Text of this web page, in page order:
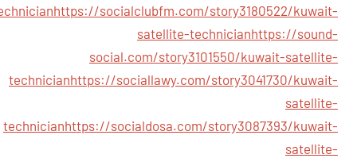
https://socialclubfm.com/story3180522/kuwait-
satellite-technicianhttps://sound-
social.com/story3101550/kuwait-satellite-
technicianhttps://sociallawy.com/story3041730/kuwait-
satellite-
technicianhttps://socialdosa.com/story3087393/kuwait-
satellite-